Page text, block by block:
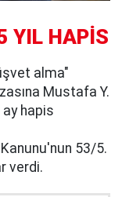
YIL HAPİS
alma"
Mustafa Y.
hapis
53/5.
verdi.